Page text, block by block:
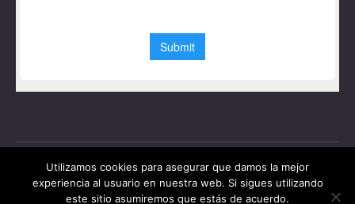
Utilizamos cookies para asegurar que damos la mejor
experiencia al usuario en nuestra web. Si sigues utilizando
este sitio asumiremos que estás de acuerdo.